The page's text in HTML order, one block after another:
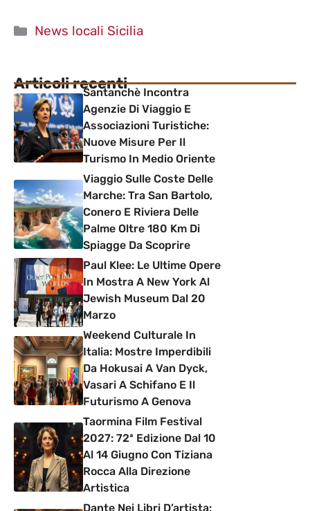
Categorie
News locali Sicilia
Articoli recentiSantanchè Incontra
Agenzie Di Viaggio E
Associazioni Turistiche:
Nuove Misure Per Il
Turismo In Medio Oriente
Viaggio Sulle Coste Delle
Marche: Tra San Bartolo,
Conero E Riviera Delle
Palme Oltre 180 Km Di
Spiagge Da Scoprire
Paul Klee: Le Ultime Opere
In Mostra A New York Al
Jewish Museum Dal 20
Marzo
Weekend Culturale In
Italia: Mostre Imperdibili
Da Hokusai A Van Dyck,
Vasari A Schifano E Il
Futurismo A Genova
Taormina Film Festival
2027: 72ª Edizione Dal 10
Al 14 Giugno Con Tiziana
Rocca Alla Direzione
Artistica
Dante Nei Libri D’artista: